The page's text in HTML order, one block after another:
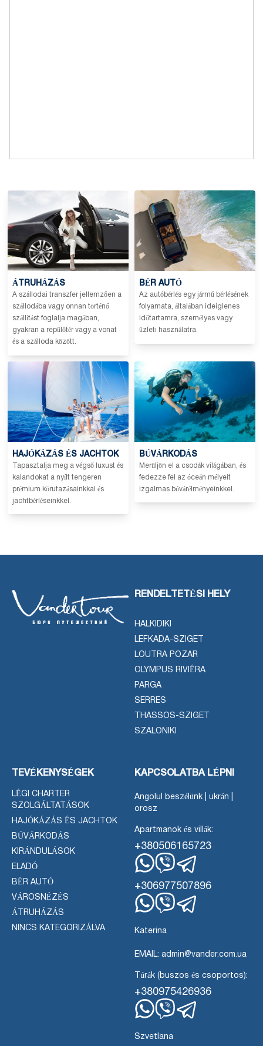
ÁTRUHÁZÁS
A szállodai transzfer jellemzően a
szállodába vagy onnan történő
szállítást foglalja magában,
gyakran a repülőtér vagy a vonat
és a szálloda között.
BÉR AUTÓ
Az autóbérlés egy jármű bérlésének
folyamata, általában ideiglenes
időtartamra, személyes vagy
üzleti használatra.
HAJÓKÁZÁS ÉS JACHTOK
Tapasztalja meg a végső luxust és
kalandokat a nyílt tengeren
prémium körutazásainkkal és
jachtbérléseinkkel.
BÚVÁRKODÁS
Merüljön el a csodák világában, és
fedezze fel az óceán mélyeit
izgalmas búvárélményeinkkel.
RENDELTETÉSI HELY
HALKIDIKI
LEFKADA-SZIGET
LOUTRA POZAR
OLYMPUS RIVIÉRA
PARGA
SERRES
THASSOS-SZIGET
SZALONIKI
TEVÉKENYSÉGEK
LÉGI CHARTER
SZOLGÁLTATÁSOK
HAJÓKÁZÁS ÉS JACHTOK
BÚVÁRKODÁS
KIRÁNDULÁSOK
ELADÓ
BÉR AUTÓ
VÁROSNÉZÉS
ÁTRUHÁZÁS
NINCS KATEGORIZÁLVA
KAPCSOLATBA LÉPNI
Angolul beszélünk | ukrán |
orosz
Apartmanok és villák:
+380506165723
WhatsApp
ViberTávirat
+306977507896
Katerina
EMAIL: admin@vander.com.ua
Túrák (buszos és csoportos):
+380975426936
Szvetlana